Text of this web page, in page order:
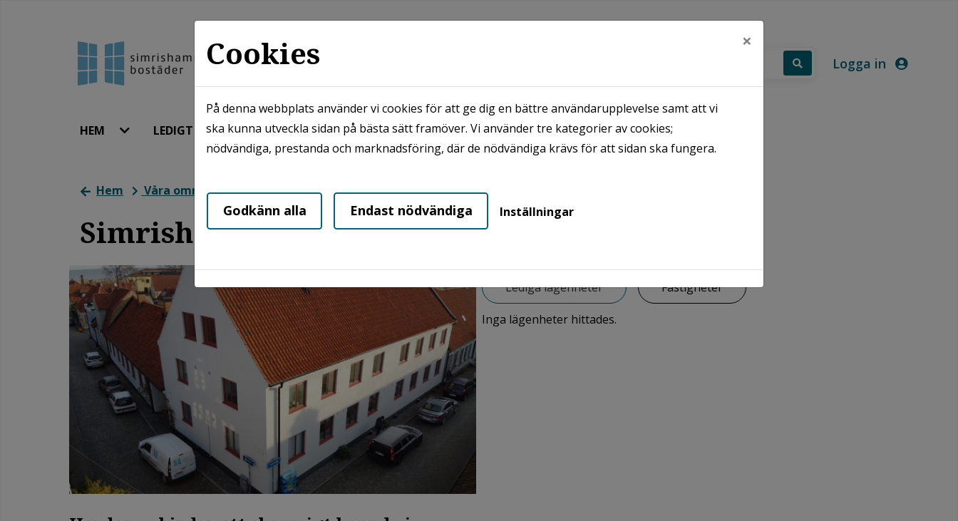
Logga in
HEM LEDIGT JUST NU MINA SIDOR VÅRA OMRÅDEN NYHETER OM OSS
Hem Våra områden Simrishamn Simrishamn - Herden
Simrishamn - Herden
Lediga lägenheter Fastigheter
Inga lägenheter hittades.
Cookies ×
På denna webbplats använder vi cookies för att ge dig en bättre användarupplevelse samt att vi
ska kunna utveckla sidan på bästa sätt framöver. Vi använder tre kategorier av cookies;
nödvändiga, prestanda och marknadsföring, där de nödvändiga krävs för att sidan ska fungera.
Godkänn alla Endast nödvändiga Inställningar